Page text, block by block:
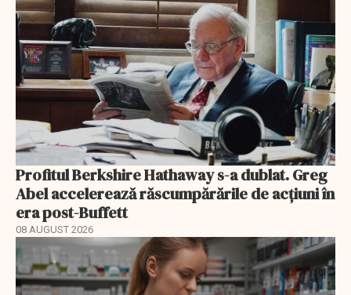
Profitul Berkshire Hathaway s-a dublat. Greg
Abel accelerează răscumpărările de acțiuni în
era post-Buffett
08 AUGUST 2026